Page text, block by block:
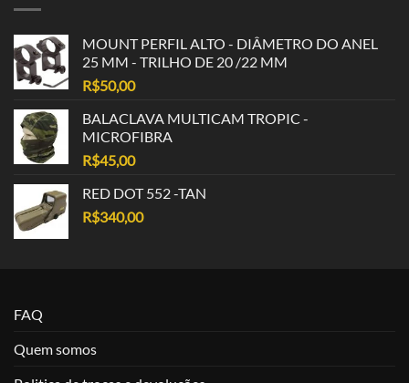
MOUNT PERFIL ALTO - DIÂMETRO DO ANEL
25 MM - TRILHO DE 20 /22 MM
R$50,00
BALACLAVA MULTICAM TROPIC -
MICROFIBRA
R$45,00
RED DOT 552 -TAN
R$340,00
FAQ
Quem somos